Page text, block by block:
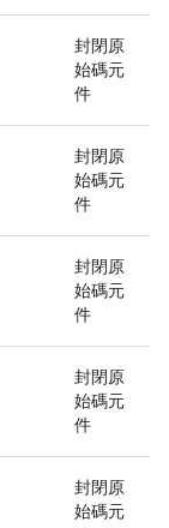
封閉原
始碼元
件
封閉原
始碼元
件
封閉原
始碼元
件
封閉原
始碼元
件
封閉原
始碼元